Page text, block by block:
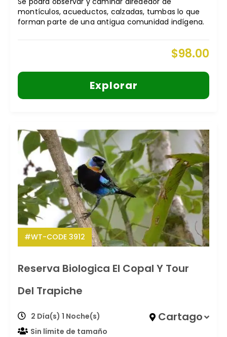
montículos, acueductos, calzadas, tumbas lo que
forman parte de una antigua comunidad indígena.
$98.00
Explorar
#WT-CODE 3912
Reserva Biologica El Copal Y Tour
Del Trapiche
2 Día(s) 1 Noche(s) Cartago
Sin límite de tamaño